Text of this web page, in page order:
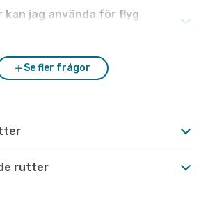
kan jag använda för flyg
Se fler frågor
rutter